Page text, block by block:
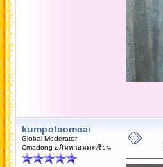
kumpolcomcai
Global Moderator
Cmadong อภิมหาอมตะเซียน